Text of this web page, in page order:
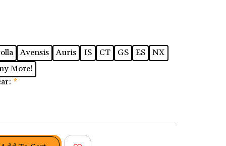
Avensis Auris IS CT GS ES
NX
More!
*